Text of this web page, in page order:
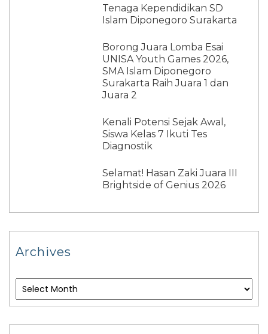
Tenaga Kependidikan SD
Islam Diponegoro Surakarta
Borong Juara Lomba Esai
UNISA Youth Games 2026,
SMA Islam Diponegoro
Surakarta Raih Juara 1 dan
Juara 2
Kenali Potensi Sejak Awal,
Siswa Kelas 7 Ikuti Tes
Diagnostik
Selamat! Hasan Zaki Juara III
Brightside of Genius 2026
Archives